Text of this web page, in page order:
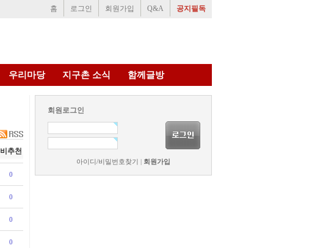
홈 로그인 회원가입 Q&A 공지필독
우리마당 지구촌 소식 함께글방
비추천
0
0
0
0
회원로그인
아이디/비밀번호찾기 회원가입